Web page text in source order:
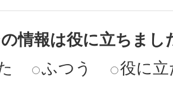
情報は役に立ちまし
ふつう 役に